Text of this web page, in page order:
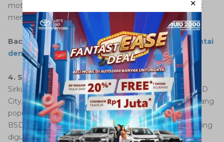
motorsport di Jakarta. Bahkan sirkuit Ancol juga sempat
menjadi venue konser musik.
Baca Juga:4 Pilihan Pantai di Jakarta untuk Bersantai
dengan Keluarga
4. Sirkuit Non-Permanen di Daerah BSD City
Sirkuit balap di Indonesia selanjutnya ada di kawasan BSD
City, Tangerang Selatan, terdapat sebuah sirkuit balap yang
populer di kalangan penggemar otomotif, yaitu Sirkuit
BSD. Meskipun tidak memiliki nama resmi, sirkuit ini sering
digunakan untuk berbagai acara balap dan kegiatan